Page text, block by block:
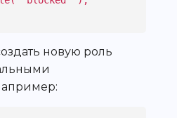
новую роль